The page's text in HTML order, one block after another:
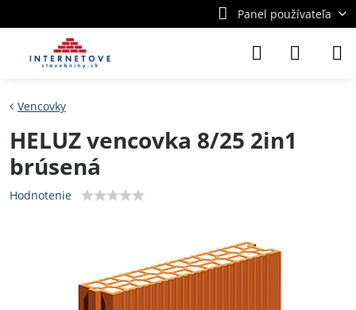
Panel používateľa
Vencovky
HELUZ vencovka 8/25 2in1
brúsená
Hodnotenie